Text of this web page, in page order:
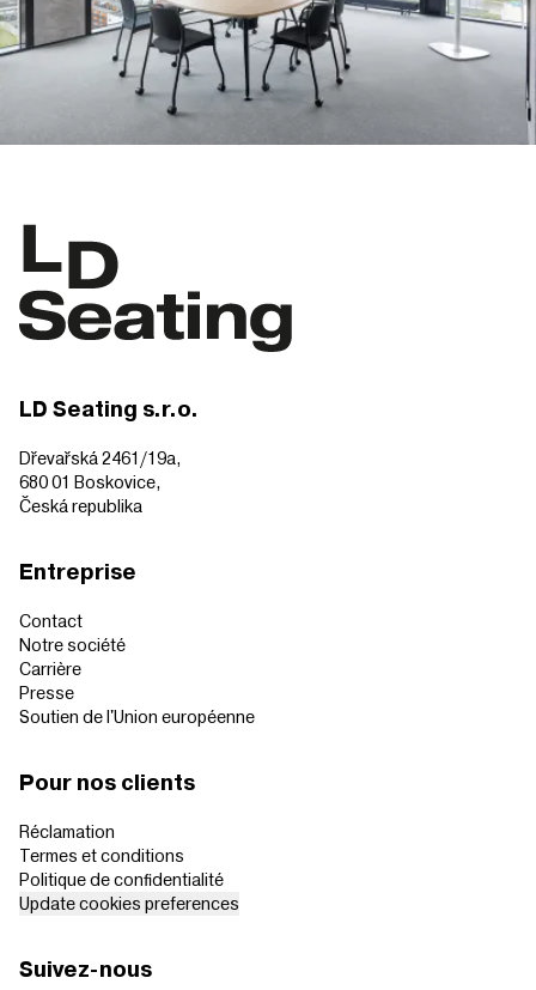
LD Seating s.r.o.
Dřevařská 2461/19a,
680 01 Boskovice,
Česká republika
Entreprise
Contact
Notre société
Carrière
Presse
Soutien de l'Union européenne
Pour nos clients
Réclamation
Termes et conditions
Politique de confidentialité
Update cookies preferences
Suivez-nous